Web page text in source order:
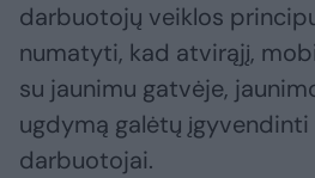
darbuotojų veiklos
numatyti, kad atvirąjį,
su jaunimu gatvėje,
ugdymą galėtų
darbuotojai.